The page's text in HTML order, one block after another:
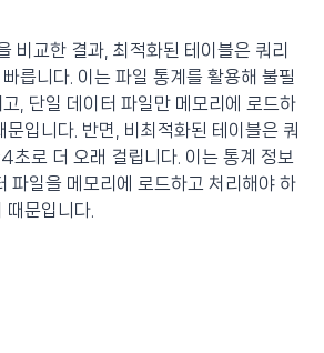
비교한 결과, 최적화된 테이블은 쿼리
릅니다. 이는 파일 통계를 활용해 불필
, 단일 데이터 파일만 메모리에 로드하
문입니다. 반면, 비최적화된 테이블은 쿼
초로 더 오래 걸립니다. 이는 통계 정보
파일을 메모리에 로드하고 처리해야 하
때문입니다.